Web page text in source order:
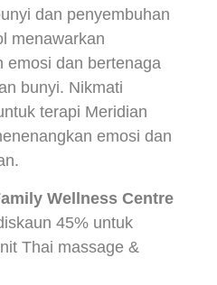
dan penyembuhan
menawarkan
emosi dan bertenaga
bunyi. Nikmati
terapi Meridian
emosi dan
Wellness Centre
45% untuk
Thai massage &